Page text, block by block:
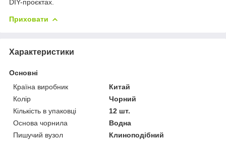
DIY-проєктах.
Приховати
Характеристики
Основні
Країна виробник
Китай
Колір
Чорний
Кількість в упаковці
12 шт.
Основа чорнила
Водна
Пишучий вузол
Клиноподібний